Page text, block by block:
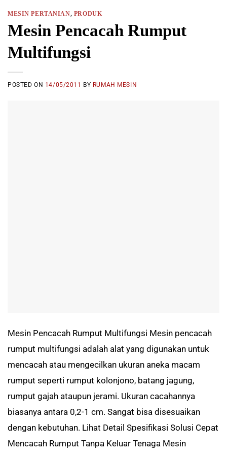
MESIN PERTANIAN, PRODUK
Mesin Pencacah Rumput
Multifungsi
POSTED ON 14/05/2011 BY RUMAH MESIN
Mesin Pencacah Rumput Multifungsi Mesin pencacah
rumput multifungsi adalah alat yang digunakan untuk
mencacah atau mengecilkan ukuran aneka macam
rumput seperti rumput kolonjono, batang jagung,
rumput gajah ataupun jerami. Ukuran cacahannya
biasanya antara 0,2-1 cm. Sangat bisa disesuaikan
dengan kebutuhan. Lihat Detail Spesifikasi Solusi Cepat
Mencacah Rumput Tanpa Keluar Tenaga Mesin